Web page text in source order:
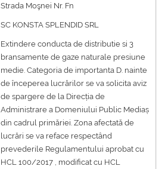
Strada Moşnei Nr. Fn
SC KONSTA SPLENDID SRL
Extindere conducta de distributie si 3
bransamente de gaze naturale presiune
medie. Categoria de importanta D. nainte
de începerea lucrărilor se va solicita aviz
de spargere de la Direcția de
Administrare a Domeniului Public Mediaș
din cadrul primăriei. Zona afectată de
lucrări se va reface respectând
prevederile Regulamentului aprobat cu
HCL 100/2017 , modificat cu HCL